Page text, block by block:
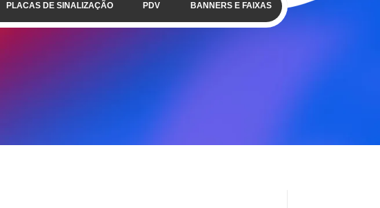
PLACAS DE SINALIZAÇÃO PDV BANNERS E FAIXAS